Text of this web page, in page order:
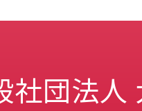
社団法人